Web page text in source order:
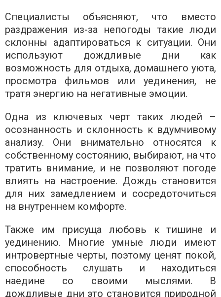
Специалисты объясняют, что вместо
раздражения из-за непогоды такие люди
склонны адаптироваться к ситуации. Они
используют дождливые дни как
возможность для отдыха, домашнего уюта,
просмотра фильмов или уединения, не
тратя энергию на негативные эмоции.
Одна из ключевых черт таких людей –
осознанность и склонность к вдумчивому
анализу. Они внимательно относятся к
собственному состоянию, выбирают, на что
тратить внимание, и не позволяют погоде
влиять на настроение. Дождь становится
для них замедлением и сосредоточиться
на внутреннем комфорте.
Также им присуща любовь к тишине и
уединению. Многие умные люди имеют
интровертные черты, поэтому ценят покой,
способность слушать и находиться
наедине со своими мыслями. В
дождливые дни это становится природной